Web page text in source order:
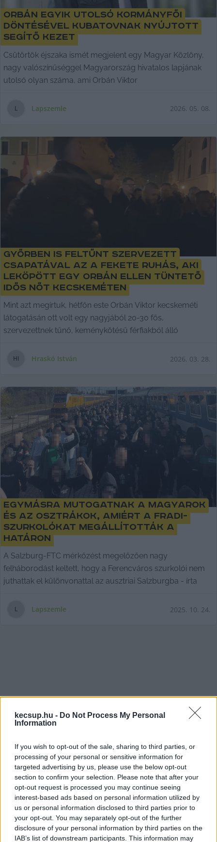
kecsup.hu - Do Not Process My Personal
Information
If you wish to opt-out of the sale, sharing to third parties, or
processing of your personal or sensitive information for
targeted advertising by us, please use the below opt-out
section to confirm your selection. Please note that after your
opt-out request is processed you may continue seeing
interest-based ads based on personal information utilized by
us or personal information disclosed to third parties prior to
your opt-out. You may separately opt-out of the further
disclosure of your personal information by third parties on the
IAB’s list of downstream participants. This information may
Orbán egyik utolsó kormányfői
döntésével Kubatovnak nyújtott
segítő kezet
Csütörtök éjszaka ismét megjelent egy Magyar Közlöny,
nagy valószínűséggel Magyarország hivatalos lapjának
utolsó olyan száma, ami Orbán Viktor
L Lapszemle 2026. 05. 08.
Győrben is feltűnt szervezett
csapatával az a fekete ruhás, aki
leköpött egy Orbán ellen tüntető
idős nőt Kecskeméten
Mint azt megírtuk, hétfőn este Orbán Viktor kecskeméti
látogatásán ott volt egy nagyjából 20-30 fős,
szervezettnek tűnő, keménykötésű férfiakból álló
HI Hraskó István 2026. 03. 28.
Egymásra mutogatnak a magyarok
és az osztrákok, amiért a Fradi-
szurkolókat megállították a
határon
A Salzburg-FTC mérkőzést megelőzően nagy
felháborodást keltett, hogy a Ferencváros szurkolói nem
juthattak el különvonattal az ausztriai Salzburgba - írta
L Lapszemle 2025. 10. 24.
Lépj be a beszélgetéshez és hogy jobban megismerjük
egymást.
BELÉPÉS